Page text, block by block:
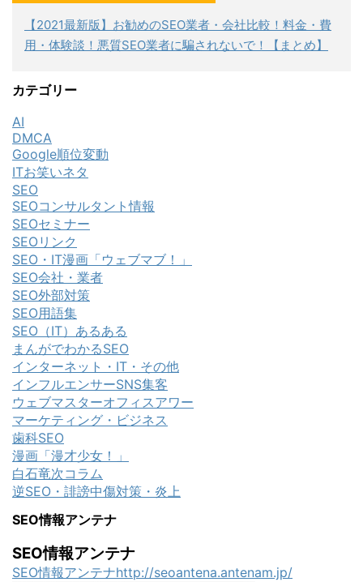
【2021最新版】お勧めのSEO業者・会社比較！料金・費
用・体験談！悪質SEO業者に騙されないで！【まとめ】
カテゴリー
AI
DMCA
Google順位変動
ITお笑いネタ
SEO
SEOコンサルタント情報
SEOセミナー
SEOリンク
SEO・IT漫画「ウェブマブ！」
SEO会社・業者
SEO外部対策
SEO用語集
SEO（IT）あるある
まんがでわかるSEO
インターネット・IT・その他
インフルエンサーSNS集客
ウェブマスターオフィスアワー
マーケティング・ビジネス
歯科SEO
漫画「漫才少女！」
白石竜次コラム
逆SEO・誹謗中傷対策・炎上
SEO情報アンテナ
SEO情報アンテナ
SEO情報アンテナhttp://seoantena.antenam.jp/